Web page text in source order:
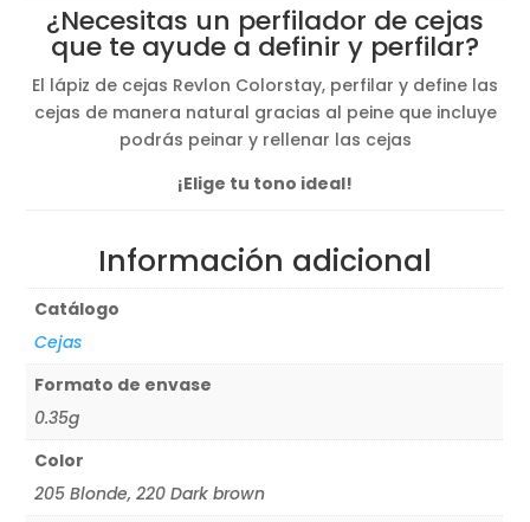
¿Necesitas un perfilador de cejas
que te ayude a definir y perfilar?
El lápiz de cejas Revlon Colorstay, perfilar y define las
cejas de manera natural gracias al peine que incluye
podrás peinar y rellenar las cejas
¡Elige tu tono ideal!
Información adicional
Catálogo
Cejas
Formato de envase
0.35g
Color
205 Blonde, 220 Dark brown